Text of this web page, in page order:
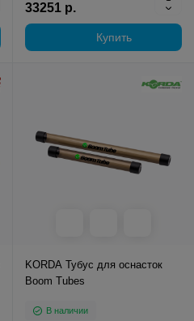
33251 р.
Купить
KORDA Тубус для оснасток
Boom Tubes
В наличии